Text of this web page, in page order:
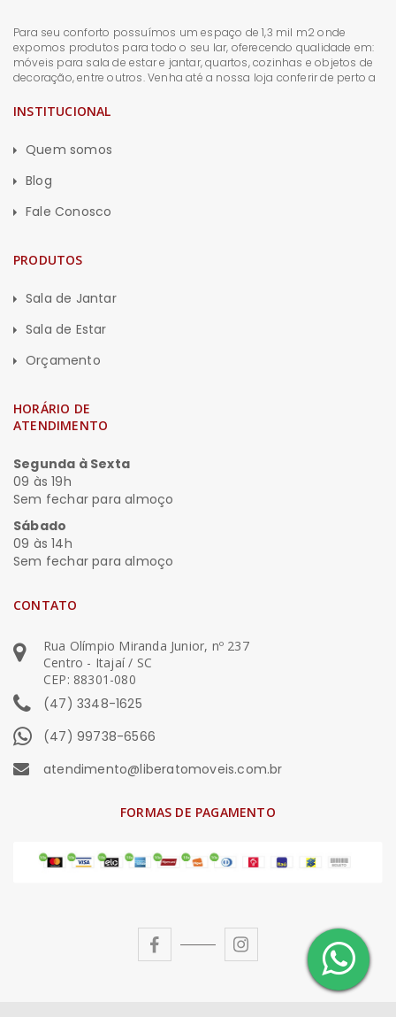
Para seu conforto possuímos um espaço de 1,3 mil m2 onde
expomos produtos para todo o seu lar, oferecendo qualidade em:
móveis para sala de estar e jantar, quartos, cozinhas e objetos de
decoração, entre outros. Venha até a nossa loja conferir de perto a
INSTITUCIONAL
Quem somos
Blog
Fale Conosco
PRODUTOS
Sala de Jantar
Sala de Estar
Orçamento
HORÁRIO DE
ATENDIMENTO
Segunda à Sexta
09 às 19h
Sem fechar para almoço
Sábado
09 às 14h
Sem fechar para almoço
CONTATO
Rua Olímpio Miranda Junior, nº 237
Centro - Itajaí / SC
CEP: 88301-080
(47) 3348-1625
(47) 99738-6566
atendimento@liberatomoveis.com.br
FORMAS DE PAGAMENTO